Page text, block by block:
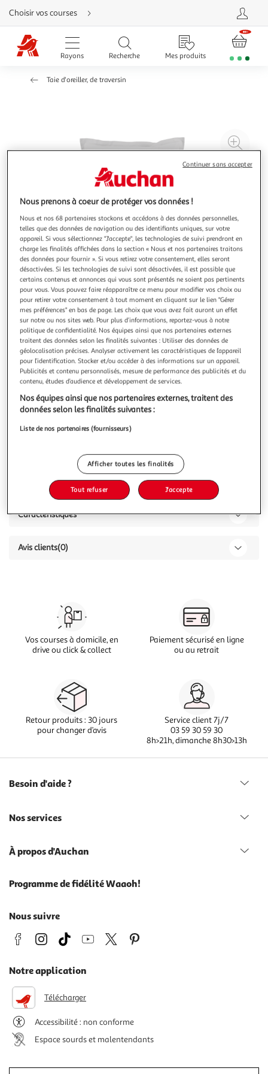
Aller
directement
au
contenu
Aller
directement
Aller
rubrique
Choisir vos courses
Rayons Recherche Mes produits
Taie d'oreiller, de traversin
à
Illustration
précédente
Illustration
suivante
ATELIER DU COTON
Taie d'oreiller 100% coton 57fils
TAIE D'OREILLER UNIE EN 100% COTONCette taie d'oreiller
vous offre un toucher authentique, soyeux et une fluidité
parfaite pour des douces nuits.Dimension :- 63 x 63 cm- 50
x 70 cmFinition :Fermeture portefeuille avec rabat de 20 cm
et volant plat oxford de 3 cm.Conseil d'entretien :Faites un
prélav
En savoir +
Vous voulez connaître le prix de ce produit ?
Description
Caractéristiques
Avis clients(0)
Vos courses à domicile, en
drive ou click & collect
Paiement sécurisé en ligne
ou au retrait
Retour produits : 30 jours
pour changer d’avis
Service client 7j/7
03 59 30 59 30
8h>21h, dimanche 8h30>13h
Besoin d'aide ?
Nos services
À propos d'Auchan
Programme de fidélité Waaoh!
Nous suivre
Notre application
Télécharger
Accessibilité : non conforme
Espace sourds et malentendants
Nous prenons à coeur de protéger vos données !
Nous et nos 68 partenaires stockons et accédons à des données personnelles,
telles que des données de navigation ou des identifiants uniques, sur votre
appareil. Si vous sélectionnez "J'accepte", les technologies de suivi prendront en
charge les finalités affichées dans la section « Nous et nos partenaires traitons
des données pour fournir ». Si vous retirez votre consentement, elles seront
désactivées. Si les technologies de suivi sont désactivées, il est possible que
certains contenus et annonces qui vous sont présentés ne soient pas pertinents
pour vous. Vous pouvez faire réapparaître ce menu pour modifier vos choix ou
pour retirer votre consentement à tout moment en cliquant sur le lien "Gérer
mes préférences" en bas de page. Les choix que vous avez fait auront un effet
sur notre ou nos sites web. Pour plus d’informations, reportez-vous à notre
politique de confidentialité. Nos équipes ainsi que nos partenaires externes
traitent des données selon les finalités suivantes : Utiliser des données de
géolocalisation précises. Analyser activement les caractéristiques de l’appareil
pour l’identification. Stocker et/ou accéder à des informations sur un appareil.
Publicités et contenu personnalisés, mesure de performance des publicités et du
contenu, études d’audience et développement de services.
Nos équipes ainsi que nos partenaires externes, traitent des
données selon les finalités suivantes :
Liste de nos partenaires (fournisseurs)
Afficher toutes les finalités
Tout refuser J'accepte
Continuer sans accepter